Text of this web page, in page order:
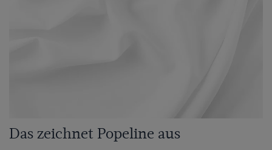
Das zeichnet Popeline aus